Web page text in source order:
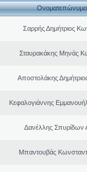
Ονοματεπώνυμο
Σαρρής Δημήτριος
Σταυρακάκης Μηνάς
Αποστολάκης
Κεφαλογιάννης
Δανέλλης Σπυρίδων
Μπαντουβάς